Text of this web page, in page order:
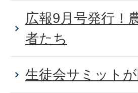
広報9月号発行！
者たち
生徒会サミット